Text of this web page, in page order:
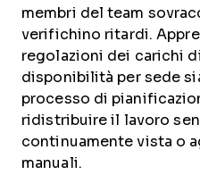
membri del team
verifichino ritardi.
regolazioni dei carichi
disponibilità per sede
processo di
ridistribuire il lavoro
continuamente vista o
manuali.